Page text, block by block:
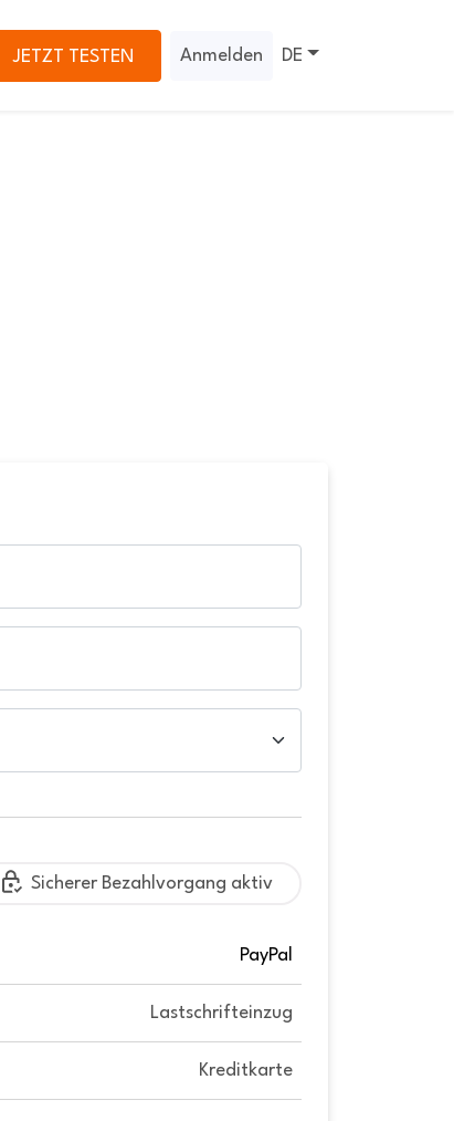
JETZT TESTEN Anmelden DE
Sicherer Bezahlvorgang aktiv
PayPal
Lastschrifteinzug
Kreditkarte